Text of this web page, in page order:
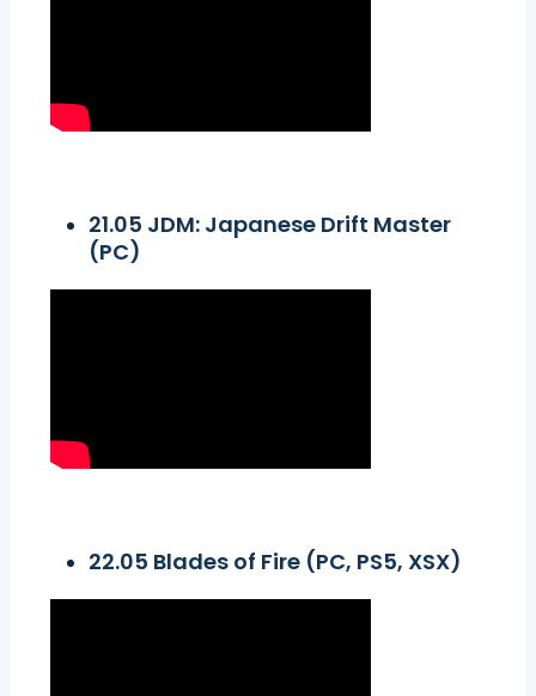
21.05 JDM: Japanese Drift Master
(PC)
22.05 Blades of Fire (PC, PS5, XSX)